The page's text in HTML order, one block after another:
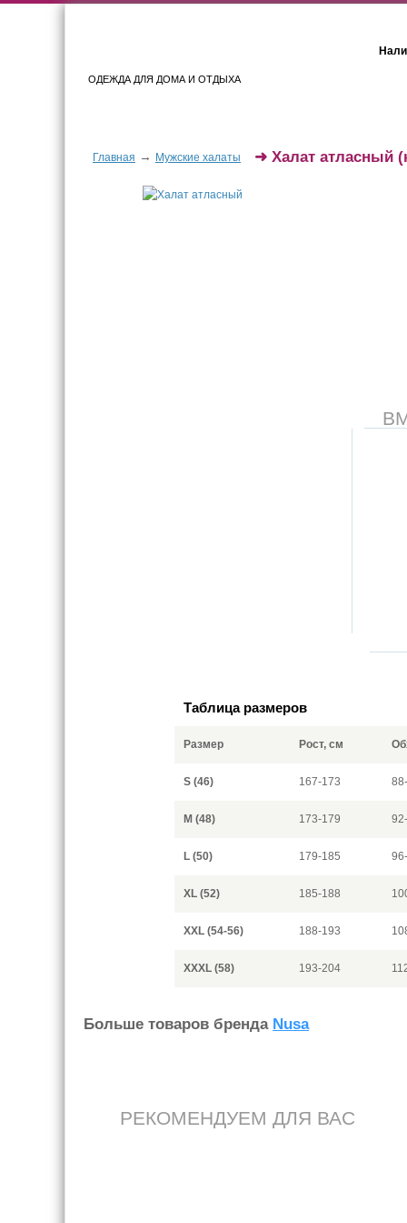
ОДЕЖДА ДЛЯ ДОМА И ОТДЫХА
Главная → Мужские халаты ➜ Халат атласный
Таблица размеров
Размер Рост, см
S (46) 167-173
M (48) 173-179
L (50) 179-185
XL (52) 185-188
XXL (54-56) 188-193
XXXL (58) 193-204
Больше товаров бренда Nusa
РЕКОМЕНДУЕМ ДЛЯ ВАС